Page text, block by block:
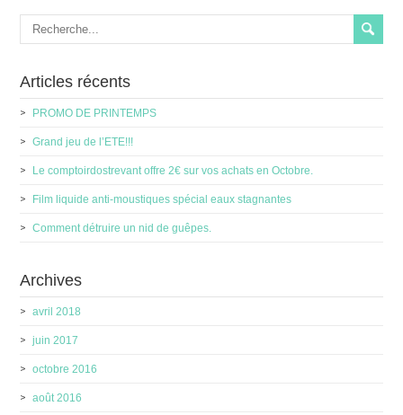
Articles récents
PROMO DE PRINTEMPS
Grand jeu de l’ETE!!!
Le comptoirdostrevant offre 2€ sur vos achats en Octobre.
Film liquide anti-moustiques spécial eaux stagnantes
Comment détruire un nid de guêpes.
Archives
avril 2018
juin 2017
octobre 2016
août 2016